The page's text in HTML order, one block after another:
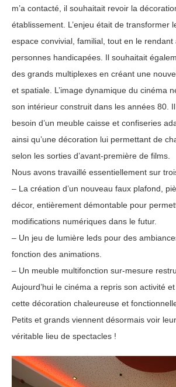
m’a contacté, il souhaitait revoir la
établissement. L’enjeu était de transformer
espace convivial, familial, tout en le rendant
personnes handicapées. Il souhaitait
des grands multiplexes en créant une
et spatiale. L’image dynamique du cinéma
son intérieur construit dans les années 80.
besoin d’un meuble caisse et confiseries
ainsi qu’une décoration lui permettant de
selon les sorties d’avant-première de films.
Nous avons travaillé essentiellement sur
– La création d’un nouveau faux plafond,
décor, entièrement démontable pour
modifications numériques dans le futur.
– Un jeu de lumière leds pour des
fonction des animations.
– Un meuble multifonction sur-mesure
Aujourd’hui le cinéma a repris son activité
cette décoration chaleureuse et
Petits et grands viennent désormais voir
véritable lieu de spectacles !